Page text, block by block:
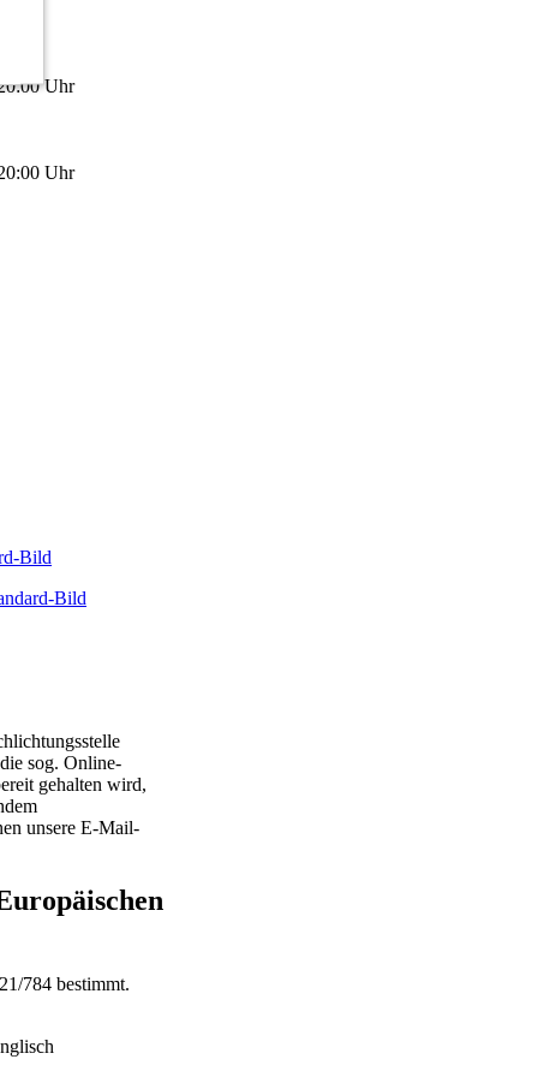
Uhr
Uhr
Bild
Bild
sog. Online-
gehalten wird,
unsere E-Mail-
784 bestimmt.